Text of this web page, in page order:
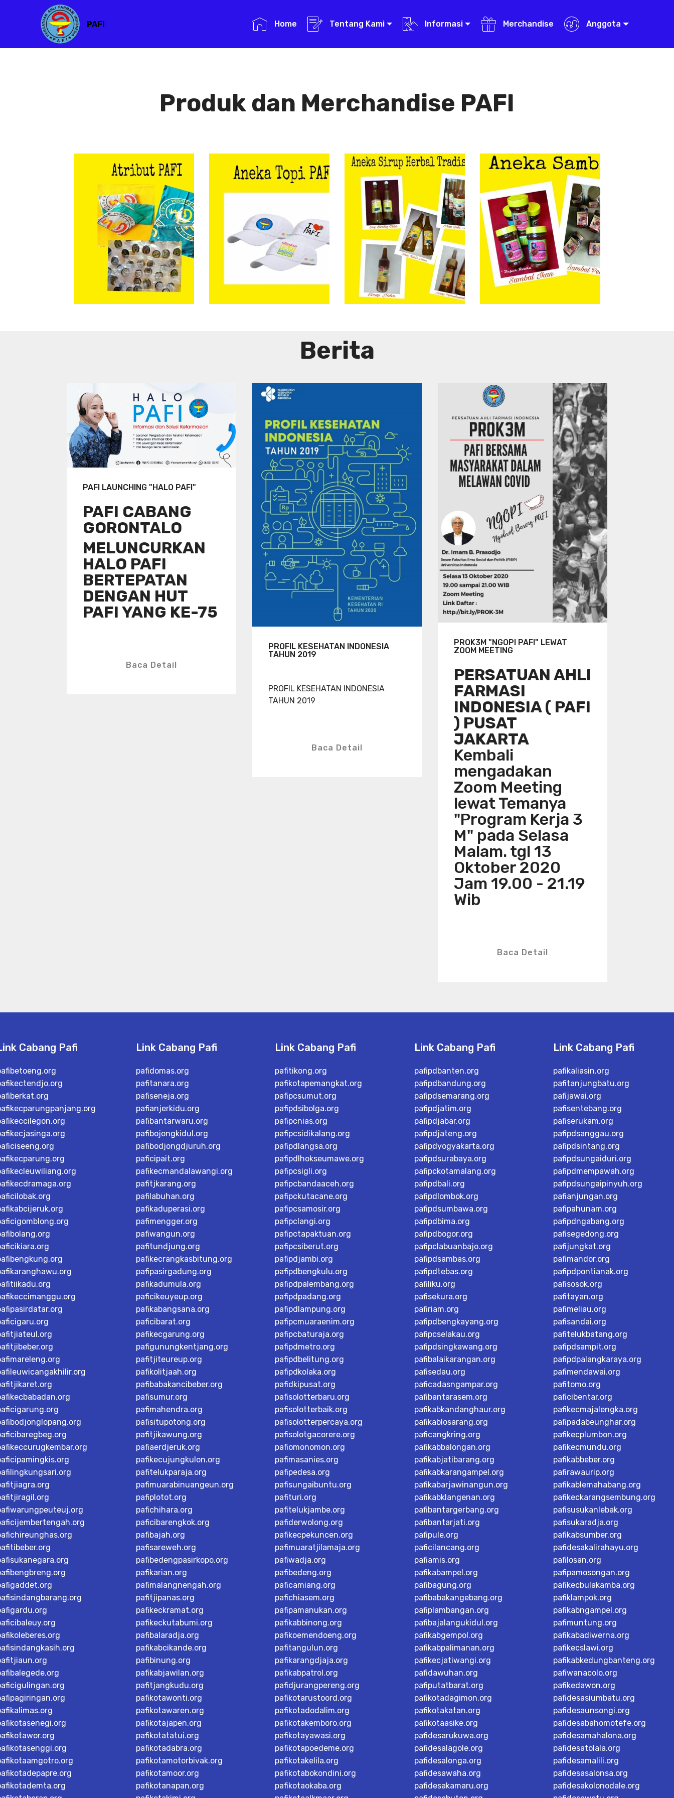
PAFI Home Tentang Kami Informasi Merchandise Anggota
Produk dan Merchandise PAFI
Atribut PAFI
Atribut
PAFI
Aneka Topi PAFI
PAFI
Aneka Sirup
Herbal
Tradisional
Aneka
Sirup
Herbal
Tradisional
Aneka Sambal
Aneka
Sambal
Berita
PAFI LAUNCHING "HALO PAFI"
PAFI CABANG
GORONTALO
MELUNCURKAN
HALO PAFI
BERTEPATAN
DENGAN HUT
PAFI YANG KE-75
Baca Detail
PROFIL KESEHATAN INDONESIA
TAHUN 2019
PROFIL KESEHATAN INDONESIA
TAHUN 2019
Baca Detail
PROK3M "NGOPI PAFI" LEWAT
ZOOM MEETING
PERSATUAN AHLI
FARMASI
INDONESIA ( PAFI
) PUSAT
JAKARTA
Kembali
mengadakan
Zoom Meeting
lewat Temanya
"Program Kerja 3
M" pada Selasa
Malam. tgl 13
Oktober 2020
Jam 19.00 - 21.19
Wib
Baca Detail
Cabang Pafi Link Cabang Pafi
pafidomas.org
pafitanara.org
pafiseneja.org
pafianjerkidu.org
pafibantarwaru.org
pafibojongkidul.org
pafibodjongdjuruh.org
paficipait.org
pafikecmandalawangi.org
pafitjkarang.org
pafilabuhan.org
pafikaduperasi.org
pafimengger.org
pafiwangun.org
pafitundjung.org
pafikecrangkasbitung.org
pafipasirgadung.org
pafikadumula.org
paficikeuyeup.org
pafikabangsana.org
paficibarat.org
pafikecgarung.org
pafigunungkentjang.org
pafitjiteureup.org
pafikolitjaah.org
pafibabakancibeber.org
pafisumur.org
pafimahendra.org
pafisitupotong.org
pafitjikawung.org
pafiaerdjeruk.org
pafikecujungkulon.org
pafitelukparaja.org
pafimuarabinuangeun.org
pafiplotot.org
pafichihara.org
paficibarengkok.org
pafibajah.org
pafisareweh.org
pafibedengpasirkopo.org
pafikarian.org
pafimalangnengah.org
pafitjipanas.org
pafikeckramat.org
pafikeckutabumi.org
pafibalaradja.org
pafikabcikande.org
pafibinung.org
pafikabjawilan.org
pafitjangkudu.org
pafikotawonti.org
pafikotawaren.org
pafikotajapen.org
pafikotatatui.org
pafikotadabra.org
pafikotamotorbivak.org
pafikotamoor.org
pafikotanapan.org
Link Cabang Pafi
pafitikong.org
pafikotapemangkat.org
pafipcsumut.org
pafipdsibolga.org
pafipcnias.org
pafipcsidikalang.org
pafipdlangsa.org
pafipdlhokseumawe.org
pafipcsigli.org
pafipcbandaaceh.org
pafipckutacane.org
pafipcsamosir.org
pafipclangi.org
pafipctapaktuan.org
pafipcsiberut.org
pafipdjambi.org
pafipdbengkulu.org
pafipdpalembang.org
pafipdpadang.org
pafipdlampung.org
pafipcmuaraenim.org
pafipcbaturaja.org
pafipdmetro.org
pafipdbelitung.org
pafipdkolaka.org
pafidkipusat.org
pafisolotterbaru.org
pafisolotterbaik.org
pafisolotterpercaya.org
pafisolotgacorere.org
pafiomonomon.org
pafimasanies.org
pafipedesa.org
pafisungaibuntu.org
pafituri.org
pafitelukjambe.org
pafiderwolong.org
pafikecpekuncen.org
pafimuaratjilamaja.org
pafiwadja.org
pafibedeng.org
paficamiang.org
pafichiasem.org
pafipamanukan.org
pafikabbinong.org
pafikoemendoeng.org
pafitangulun.org
pafikarangdjaja.org
pafikabpatrol.org
pafidjurangpereng.org
pafikotarustoord.org
pafikotadodalim.org
pafikotakemboro.org
pafikotayawasi.org
pafikotapoedeme.org
pafikotakelila.org
pafikotabokondini.org
pafikotaokaba.org
Link Cabang Pafi
pafipdbanten.org
pafipdbandung.org
pafipdsemarang.org
pafipdjatim.org
pafipdjabar.org
pafipdjateng.org
pafipdyogyakarta.org
pafipdsurabaya.org
pafipckotamalang.org
pafipdbali.org
pafipdlombok.org
pafipdsumbawa.org
pafipdbima.org
pafipdbogor.org
pafipclabuanbajo.org
pafipdsambas.org
pafipdtebas.org
pafiliku.org
pafisekura.org
pafiriam.org
pafipdbengkayang.org
pafipcselakau.org
pafipdsingkawang.org
pafibalaikarangan.org
pafisedau.org
paficadasngampar.org
pafibantarasem.org
pafikabkandanghaur.org
pafikablosarang.org
paficangkring.org
pafikabbalongan.org
pafikabjatibarang.org
pafikabkarangampel.org
pafikabarjawinangun.org
pafikabklangenan.org
pafibantargerbang.org
pafibantarjati.org
pafipule.org
paficilancang.org
pafiamis.org
pafikabampel.org
pafibagung.org
pafibabakangebang.org
pafiplambangan.org
pafibajalangukidul.org
pafikabgempol.org
pafikabpalimanan.org
pafikecjatiwangi.org
pafidawuhan.org
pafiputatbarat.org
pafikotadagimon.org
pafikotakatan.org
pafikotaasike.org
pafidesarukuwa.org
pafidesalagole.org
pafidesalonga.org
pafidesawaha.org
pafidesakamaru.org
Link Cabang Pafi
pafikaliasin.org
pafitanjungbatu.org
pafijawai.org
pafisentebang.org
pafiserukam.org
pafipdsanggau.org
pafipdsintang.org
pafipdsungaiduri.org
pafipdmempawah.org
pafipdsungaipinyuh.org
pafianjungan.org
pafipahunam.org
pafipdngabang.org
pafisegedong.org
pafijungkat.org
pafimandor.org
pafipdpontianak.org
pafisosok.org
pafitayan.org
pafimeliau.org
pafisandai.org
pafitelukbatang.org
pafipdsampit.org
pafipdpalangkaraya.org
pafimendawai.org
pafitomo.org
paficibentar.org
pafikecmajalengka.org
pafipadabeunghar.org
pafikecplumbon.org
pafikecmundu.org
pafikabbeber.org
pafirawaurip.org
pafikablemahabang.org
pafikeckarangsembung.org
pafisusukanlebak.org
pafisukaradja.org
pafikabsumber.org
pafidesakalirahayu.org
pafilosan.org
pafipamosongan.org
pafikecbulakamba.org
pafiklampok.org
pafikabngampel.org
pafimuntung.org
pafikabadiwerna.org
pafikecslawi.org
pafikabkedungbanteng.org
pafiwanacolo.org
pafikedawon.org
pafidesasiumbatu.org
pafidesaunsongi.org
pafidesabahomotefe.org
pafidesamahalona.org
pafidesatolala.org
pafidesamalili.org
pafidesasalonsa.org
pafidesakolonodale.org